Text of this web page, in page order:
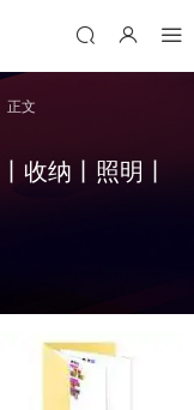
正文
收纳丨照明丨